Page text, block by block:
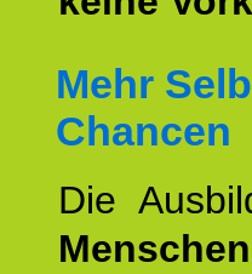
Mehr
Chancen
Die